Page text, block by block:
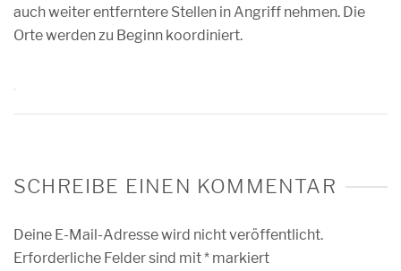
auch weiter entferntere Stellen in Angriff nehmen. Die
Orte werden zu Beginn koordiniert.
SCHREIBE EINEN KOMMENTAR
Deine E-Mail-Adresse wird nicht veröffentlicht.
Erforderliche Felder sind mit* markiert